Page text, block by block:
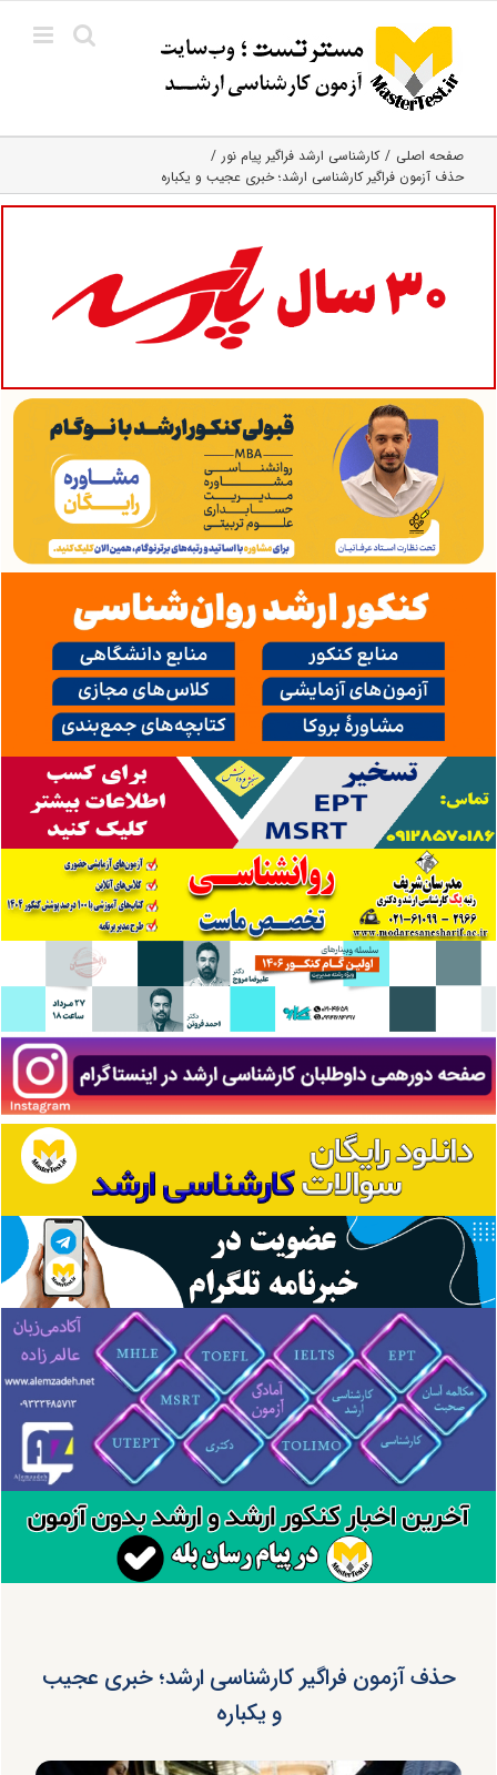
content
صفحه اصلی
کارشناسی ارشد فراگیر پیام نور
حذف آزمون فراگیر کارشناسی ارشد؛ خبری عجیب و یکباره
حذف آزمون فراگیر کارشناسی ارشد؛ خبری عجیب
و یکباره